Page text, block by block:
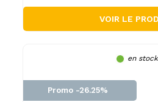
VOIR LE
en stock
Promo -26.25%